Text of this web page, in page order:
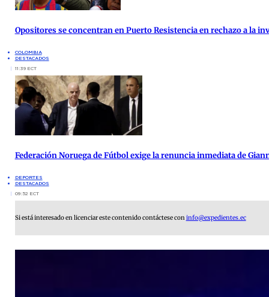
Opositores se concentran en Puerto Resistencia en rechazo a la
COLOMBIA
DESTACADOS
11:39 ECT
Federación Noruega de Fútbol exige la renuncia inmediata de
DEPORTES
DESTACADOS
09:52 ECT
Si está interesado en licenciar este contenido contáctese coninfo@expedientes.ec